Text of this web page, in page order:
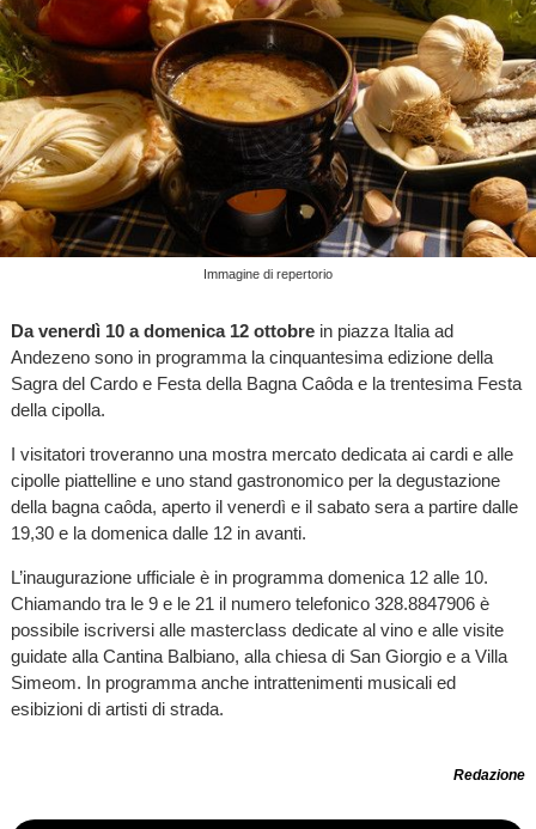
Immagine di repertorio
Da venerdì 10 a domenica 12 ottobre in piazza Italia ad
Andezeno sono in programma la cinquantesima edizione della
Sagra del Cardo e Festa della Bagna Caôda e la trentesima Festa
della cipolla.
I visitatori troveranno una mostra mercato dedicata ai cardi e alle
cipolle piattelline e uno stand gastronomico per la degustazione
della bagna caôda, aperto il venerdì e il sabato sera a partire dalle
19,30 e la domenica dalle 12 in avanti.
L’inaugurazione ufficiale è in programma domenica 12 alle 10.
Chiamando tra le 9 e le 21 il numero telefonico 328.8847906 è
possibile iscriversi alle masterclass dedicate al vino e alle visite
guidate alla Cantina Balbiano, alla chiesa di San Giorgio e a Villa
Simeom. In programma anche intrattenimenti musicali ed
esibizioni di artisti di strada.
Redazione